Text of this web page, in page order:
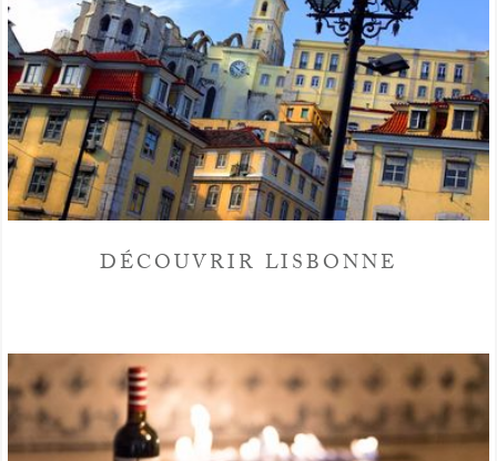
DÉCOUVRIR LISBONNE